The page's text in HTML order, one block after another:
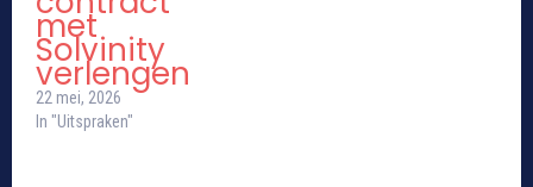
met
Solvinity
verlengen
22 mei, 2026
In "Uitspraken"